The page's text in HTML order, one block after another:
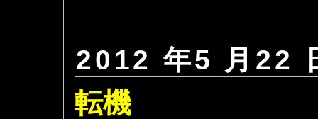
2012 年5 月22
転機